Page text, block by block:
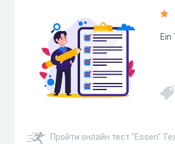
Пройти онлайн тест "Essen"